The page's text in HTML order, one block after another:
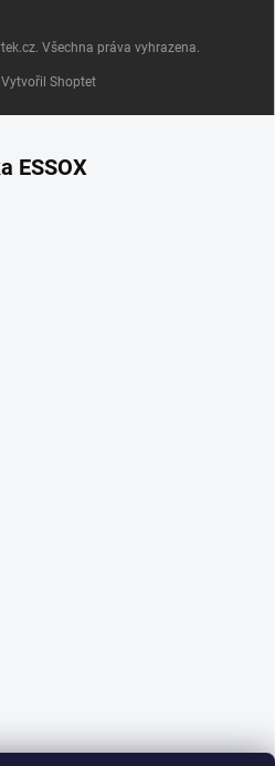
Vytvořil Shoptet
. Všechna práva vyhrazena.
ESSOX